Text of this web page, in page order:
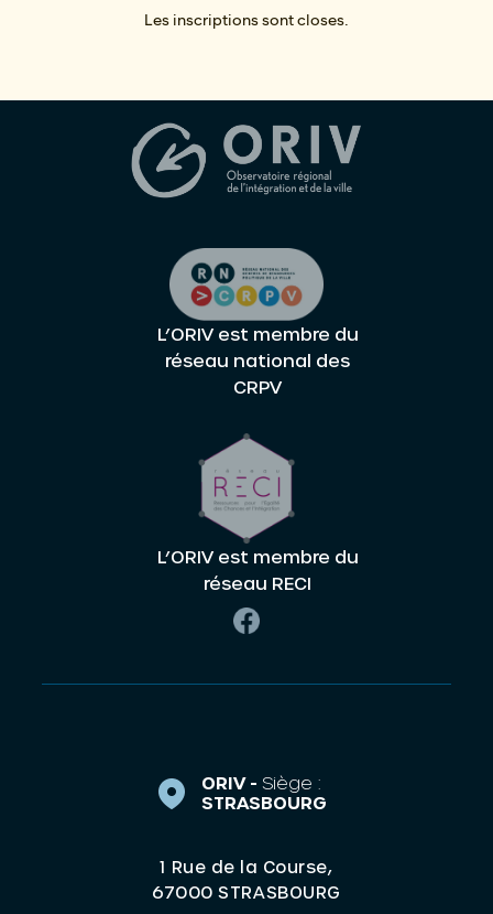
Les inscriptions sont closes.
L’ORIV est membre du
réseau national des
CRPV
L’ORIV est membre du
réseau RECI
ORIV - Siège :
STRASBOURG
1 Rue de la Course,
67000 STRASBOURG